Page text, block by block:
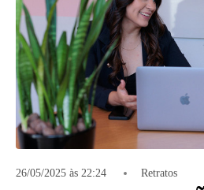
26/05/2025 às 22:24 Retratos